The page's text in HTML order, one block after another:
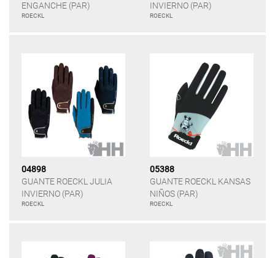
ENGANCHE (PAR)
ROECKL
INVIERNO (PAR)
ROECKL
04898
GUANTE ROECKL JULIA
INVIERNO (PAR)
ROECKL
05388
GUANTE ROECKL KANSAS
NIÑOS (PAR)
ROECKL